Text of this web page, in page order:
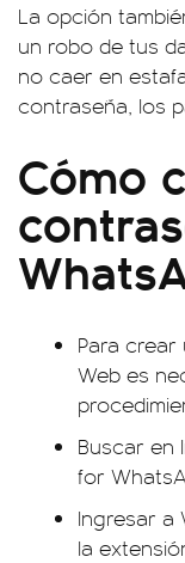
La opción
un robo de tus
no caer en
contraseña, los
Cómo
Para
Web es
Buscar en
for
Ingresar a
la